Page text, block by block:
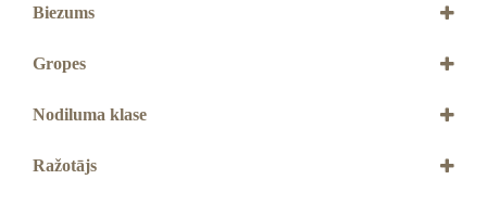
Biezums
Gropes
Nodiluma klase
Ražotājs